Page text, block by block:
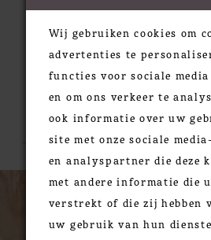
RELATED
Products
Carousel
PAUSE AUTOPLAY
PREVIOUS SLIDE
NEXT SLIDE
Wij gebruiken cookies om
advertenties te
functies voor sociale media
en om ons verkeer te
ook informatie over uw
site met onze sociale
en analyspartner die deze
met andere informatie die
verstrekt of die zij hebben
uw gebruik van hun